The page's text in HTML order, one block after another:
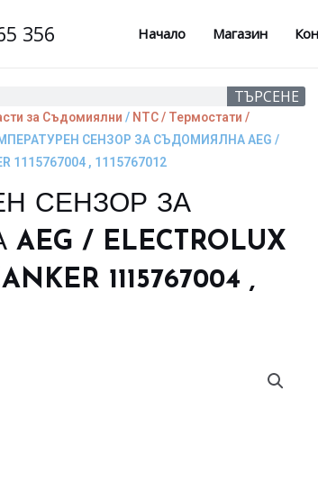
356 Начало Магазин
ТЪРСЕНЕ
за Съдомиялни / NTC / Термостати /
СЕНЗОР ЗА СЪДОМИЯЛНА AEG /
1115767004 , 1115767012
СЕНЗОР ЗА
/ ELECTROLUX
1115767004 ,